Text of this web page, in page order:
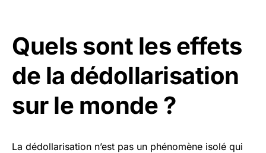
Quels sont les effets
de la dédollarisation
sur le monde ?
La dédollarisation n’est pas un phénomène isolé qui